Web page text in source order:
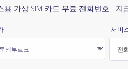
용 가상 SIM 카드 무료 전화번호 - 지
서비
전